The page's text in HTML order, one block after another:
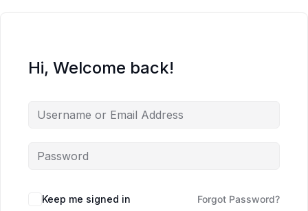
Hi, Welcome back!
Keep me signed in Forgot Password?